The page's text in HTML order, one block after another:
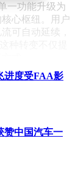
一功能升级为
心枢纽。用户
可自动延续，
式。
立的产品，而
来说，联想通
的竞争中开辟
进度受FAA影
赞中国汽车一